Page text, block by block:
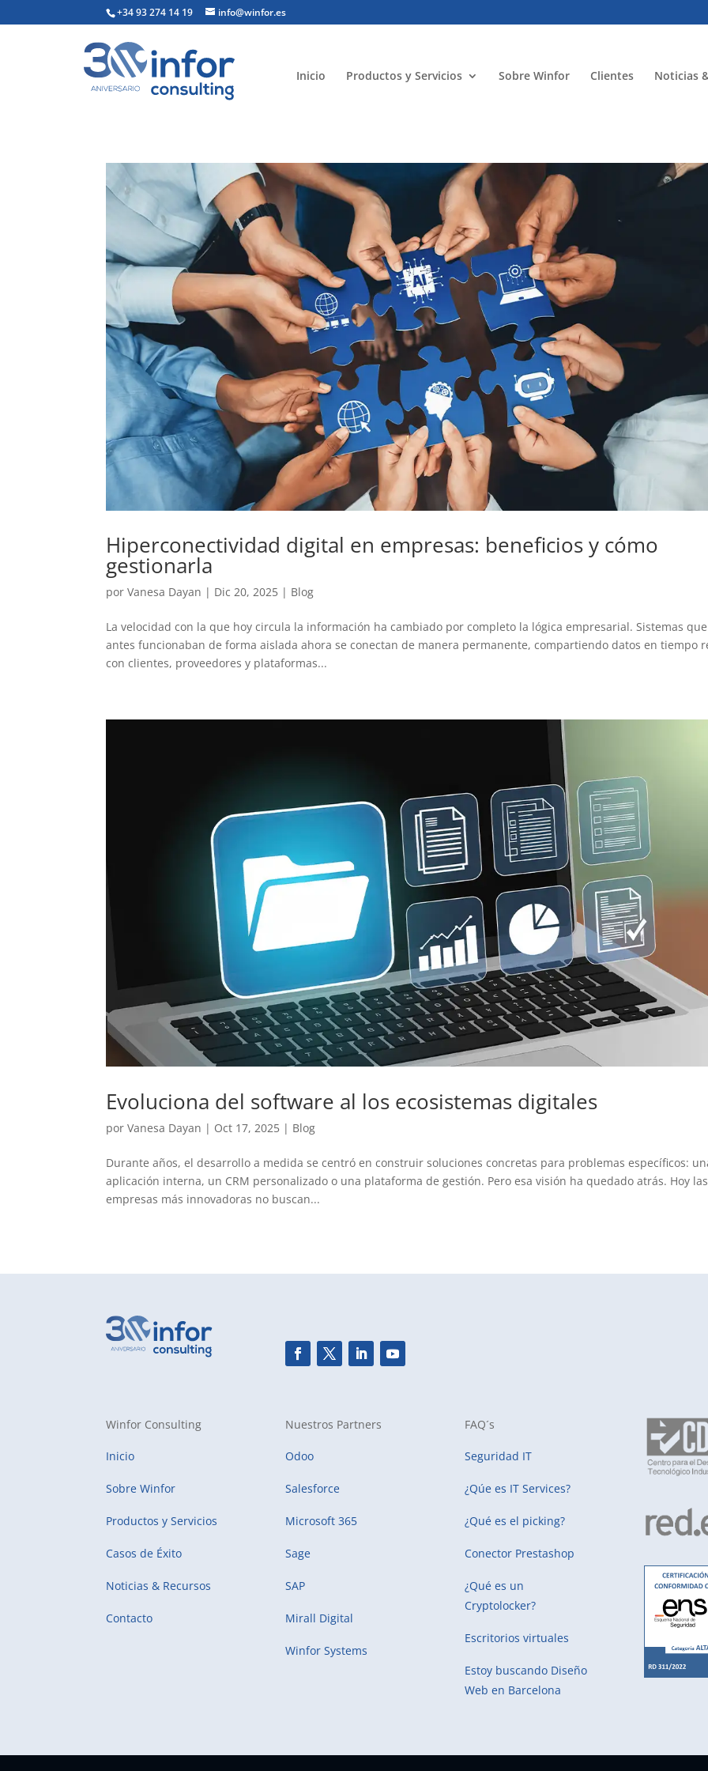
+34 93 274 14 19 info@winfor.es
Inicio Productos y Servicios Sobre Winfor Clientes Noticias
Hiperconectividad digital en empresas: beneficios y cómo
gestionarla
porVanesa Dayan | Dic 20, 2025 | Blog
La velocidad con la que hoy circula la información ha cambiado por completo la lógica empresarial. Sistemas que
antes funcionaban de forma aislada ahora se conectan de manera permanente, compartiendo datos en tiempo
con clientes, proveedores y plataformas...
Evoluciona del software al los ecosistemas digitales
porVanesa Dayan | Oct 17, 2025 | Blog
Durante años, el desarrollo a medida se centró en construir soluciones concretas para problemas específicos:
aplicación interna, un CRM personalizado o una plataforma de gestión. Pero esa visión ha quedado atrás. Hoy las
empresas más innovadoras no buscan...
Winfor Consulting
Inicio
Sobre Winfor
Productos y Servicios
Casos de Éxito
Noticias & Recursos
Contacto
Nuestros Partners
Odoo
Salesforce
Microsoft 365
Sage
SAP
Mirall Digital
Winfor Systems
FAQ´s
Seguridad IT
¿Qúe es IT Services?
¿Qué es el picking?
Conector Prestashop
¿Qué es un
Cryptolocker?
Escritorios virtuales
Estoy buscando Diseño
Web en Barcelona